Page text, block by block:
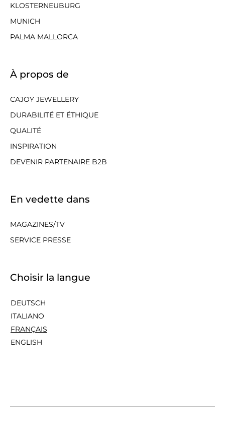
KLOSTERNEUBURG
MUNICH
PALMA MALLORCA
À propos de
CAJOY JEWELLERY
DURABILITÉ ET ÉTHIQUE
QUALITÉ
INSPIRATION
DEVENIR PARTENAIRE B2B
En vedette dans
MAGAZINES/TV
SERVICE PRESSE
Choisir la langue
DEUTSCH
ITALIANO
FRANÇAIS
ENGLISH